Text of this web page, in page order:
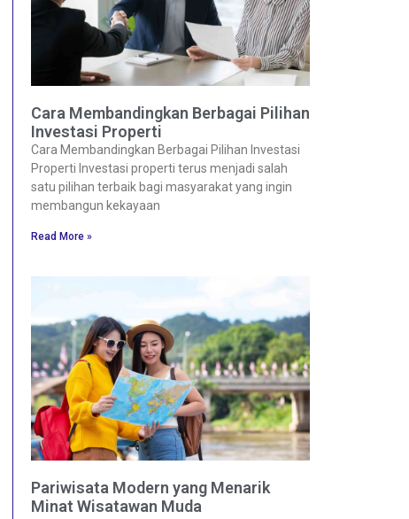
Cara Membandingkan Berbagai Pilihan
Investasi Properti
Cara Membandingkan Berbagai Pilihan Investasi
Properti Investasi properti terus menjadi salah
satu pilihan terbaik bagi masyarakat yang ingin
membangun kekayaan
Read More »
Pariwisata Modern yang Menarik
Minat Wisatawan Muda